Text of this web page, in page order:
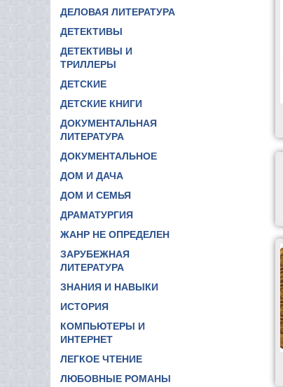
ДЕЛОВАЯ ЛИТЕРАТУРА
ДЕТЕКТИВЫ
ДЕТЕКТИВЫ И
ТРИЛЛЕРЫ
ДЕТСКИЕ
ДЕТСКИЕ КНИГИ
ДОКУМЕНТАЛЬНАЯ
ЛИТЕРАТУРА
ДОКУМЕНТАЛЬНОЕ
ДОМ И ДАЧА
ДОМ И СЕМЬЯ
ДРАМАТУРГИЯ
ЖАНР НЕ ОПРЕДЕЛЕН
ЗАРУБЕЖНАЯ
ЛИТЕРАТУРА
ЗНАНИЯ И НАВЫКИ
ИСТОРИЯ
КОМПЬЮТЕРЫ И
ИНТЕРНЕТ
ЛЕГКОЕ ЧТЕНИЕ
ЛЮБОВНЫЕ РОМАНЫ